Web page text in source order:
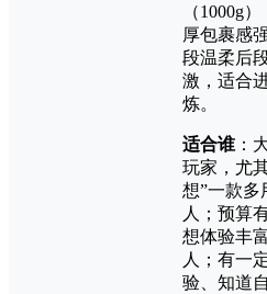
（1000g
厚包裹感
段温柔后
激，适合
炼。
适合谁 ：
玩家，尤
想”一款多
人；预算
想体验丰
人；有一
验、知道